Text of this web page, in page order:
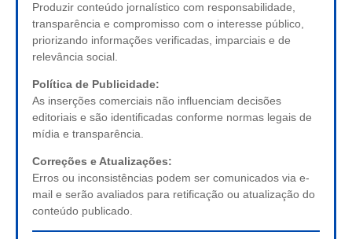
Produzir conteúdo jornalístico com responsabilidade,
transparência e compromisso com o interesse público,
priorizando informações verificadas, imparciais e de
relevância social.
Política de Publicidade:
As inserções comerciais não influenciam decisões
editoriais e são identificadas conforme normas legais de
mídia e transparência.
Correções e Atualizações:
Erros ou inconsistências podem ser comunicados via e-
mail e serão avaliados para retificação ou atualização do
conteúdo publicado.